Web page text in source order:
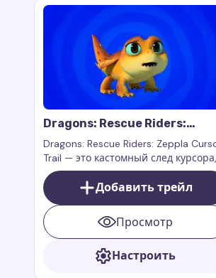
Dragons: Rescue Riders:
Zeppla Cursor Trail
Dragons: Rescue Riders: Zeppla
Trail — это кастомный след курсора,
вдохновленный персонажем
Зепплой из шоу Dragons: Rescue
Riders. Зеппла — это маленький,
быстрый и смелый дракон, который
всегда готов помочь своим друзьям.
Добавить трейл
Просмотр
Настроить